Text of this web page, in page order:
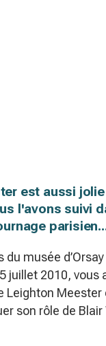
est aussi
l'avons suivi
du musée
juillet 2010, vous
Leighton Meester
son rôle de Blair